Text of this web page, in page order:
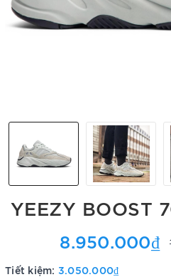
YEEZY BOOST
8.950.000₫
Tiết kiệm: 3.050.000₫